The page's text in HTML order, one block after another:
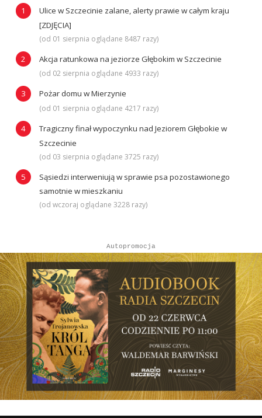
Ulice w Szczecinie zalane, alerty prawie w całym kraju
[ZDJĘCIA]
(od 01 sierpnia oglądane 8487 razy)
Akcja ratunkowa na jeziorze Głębokim w Szczecinie
(od 02 sierpnia oglądane 4933 razy)
Pożar domu w Mierzynie
(od 01 sierpnia oglądane 4217 razy)
Tragiczny finał wypoczynku nad Jeziorem Głębokie w
Szczecinie
(od 03 sierpnia oglądane 3725 razy)
Sąsiedzi interweniują w sprawie psa pozostawionego
samotnie w mieszkaniu
(od wczoraj oglądane 3228 razy)
Autopromocja